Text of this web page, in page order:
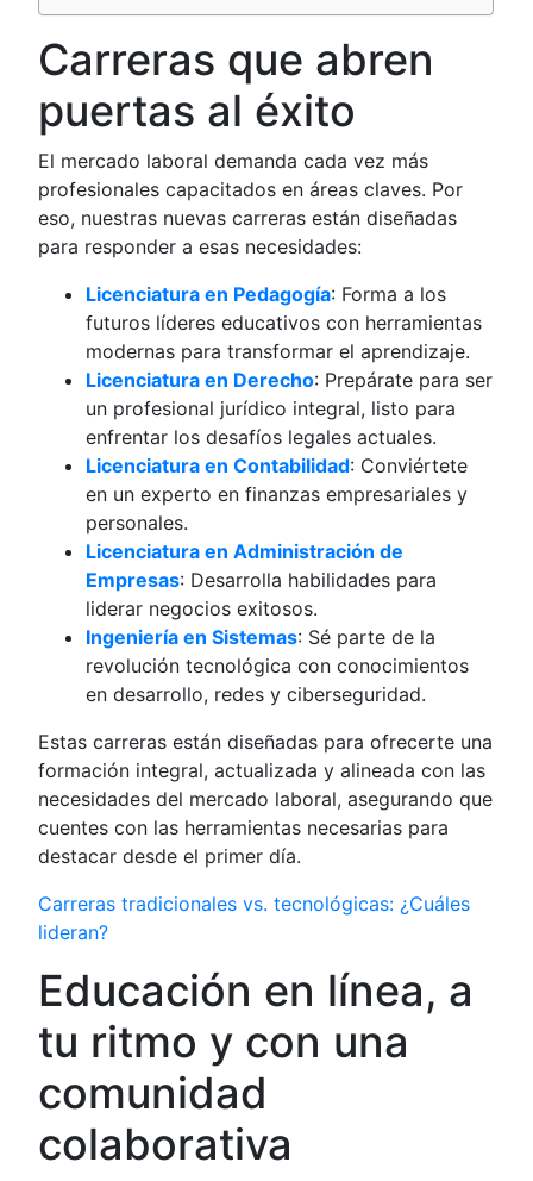
Carreras que abren
puertas al éxito
El mercado laboral demanda cada vez más
profesionales capacitados en áreas claves. Por
eso, nuestras nuevas carreras están diseñadas
para responder a esas necesidades:
Licenciatura en Pedagogía: Forma a los
futuros líderes educativos con herramientas
modernas para transformar el aprendizaje.
Licenciatura en Derecho: Prepárate para ser
un profesional jurídico integral, listo para
enfrentar los desafíos legales actuales.
Licenciatura en Contabilidad: Conviértete
en un experto en finanzas empresariales y
personales.
Licenciatura en Administración de
Empresas: Desarrolla habilidades para
liderar negocios exitosos.
Ingeniería en Sistemas: Sé parte de la
revolución tecnológica con conocimientos
en desarrollo, redes y ciberseguridad.
Estas carreras están diseñadas para ofrecerte una
formación integral, actualizada y alineada con las
necesidades del mercado laboral, asegurando que
cuentes con las herramientas necesarias para
destacar desde el primer día.
Carreras tradicionales vs. tecnológicas: ¿Cuáles
lideran?
Educación en línea, a
tu ritmo y con una
comunidad
colaborativa